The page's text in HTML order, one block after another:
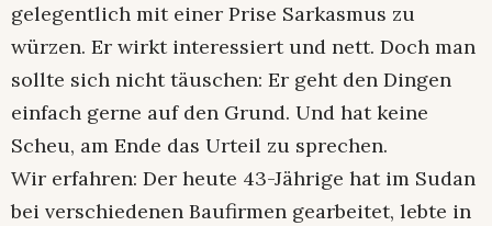
gelegentlich mit einer Prise Sarkasmus zu
würzen. Er wirkt interessiert und nett. Doch man
sollte sich nicht täuschen: Er geht den Dingen
einfach gerne auf den Grund. Und hat keine
Scheu, am Ende das Urteil zu sprechen.
Wir erfahren: Der heute 43-Jährige hat im Sudan
bei verschiedenen Baufirmen gearbeitet, lebte in